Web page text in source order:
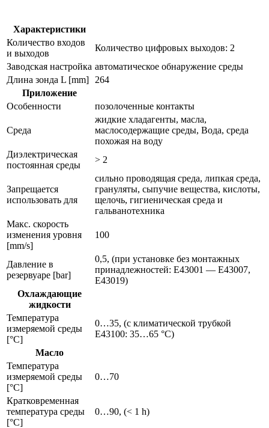
Характеристики
Количество входов
и выходов
Количество цифровых выходов: 2
Заводская настройка автоматическое обнаружение среды
Длина зонда L [mm]
264
Приложение
Особенности
позолоченные контакты
Среда
жидкие хладагенты, масла,
маслосодержащие среды, Вода, среда
похожая на воду
Диэлектрическая
постоянная среды
> 2
Запрещается
использовать для
сильно проводящая среда, липкая среда,
грануляты, сыпучие вещества, кислоты,
щелочь, гигиеническая среда и
гальванотехника
Макс. скорость
изменения уровня
[mm/s]
100
Давление в
резервуаре [bar]
0,5, (при установке без монтажных
принадлежностей: E43001 — E43007,
E43019)
Охлаждающие
жидкости
Температура
измеряемой среды
[°C]
0…35, (с климатической трубкой
E43100: 35…65 °C)
Масло
Температура
измеряемой среды
[°C]
0…70
Кратковременная
температура среды
[°C]
0…90, (< 1 h)